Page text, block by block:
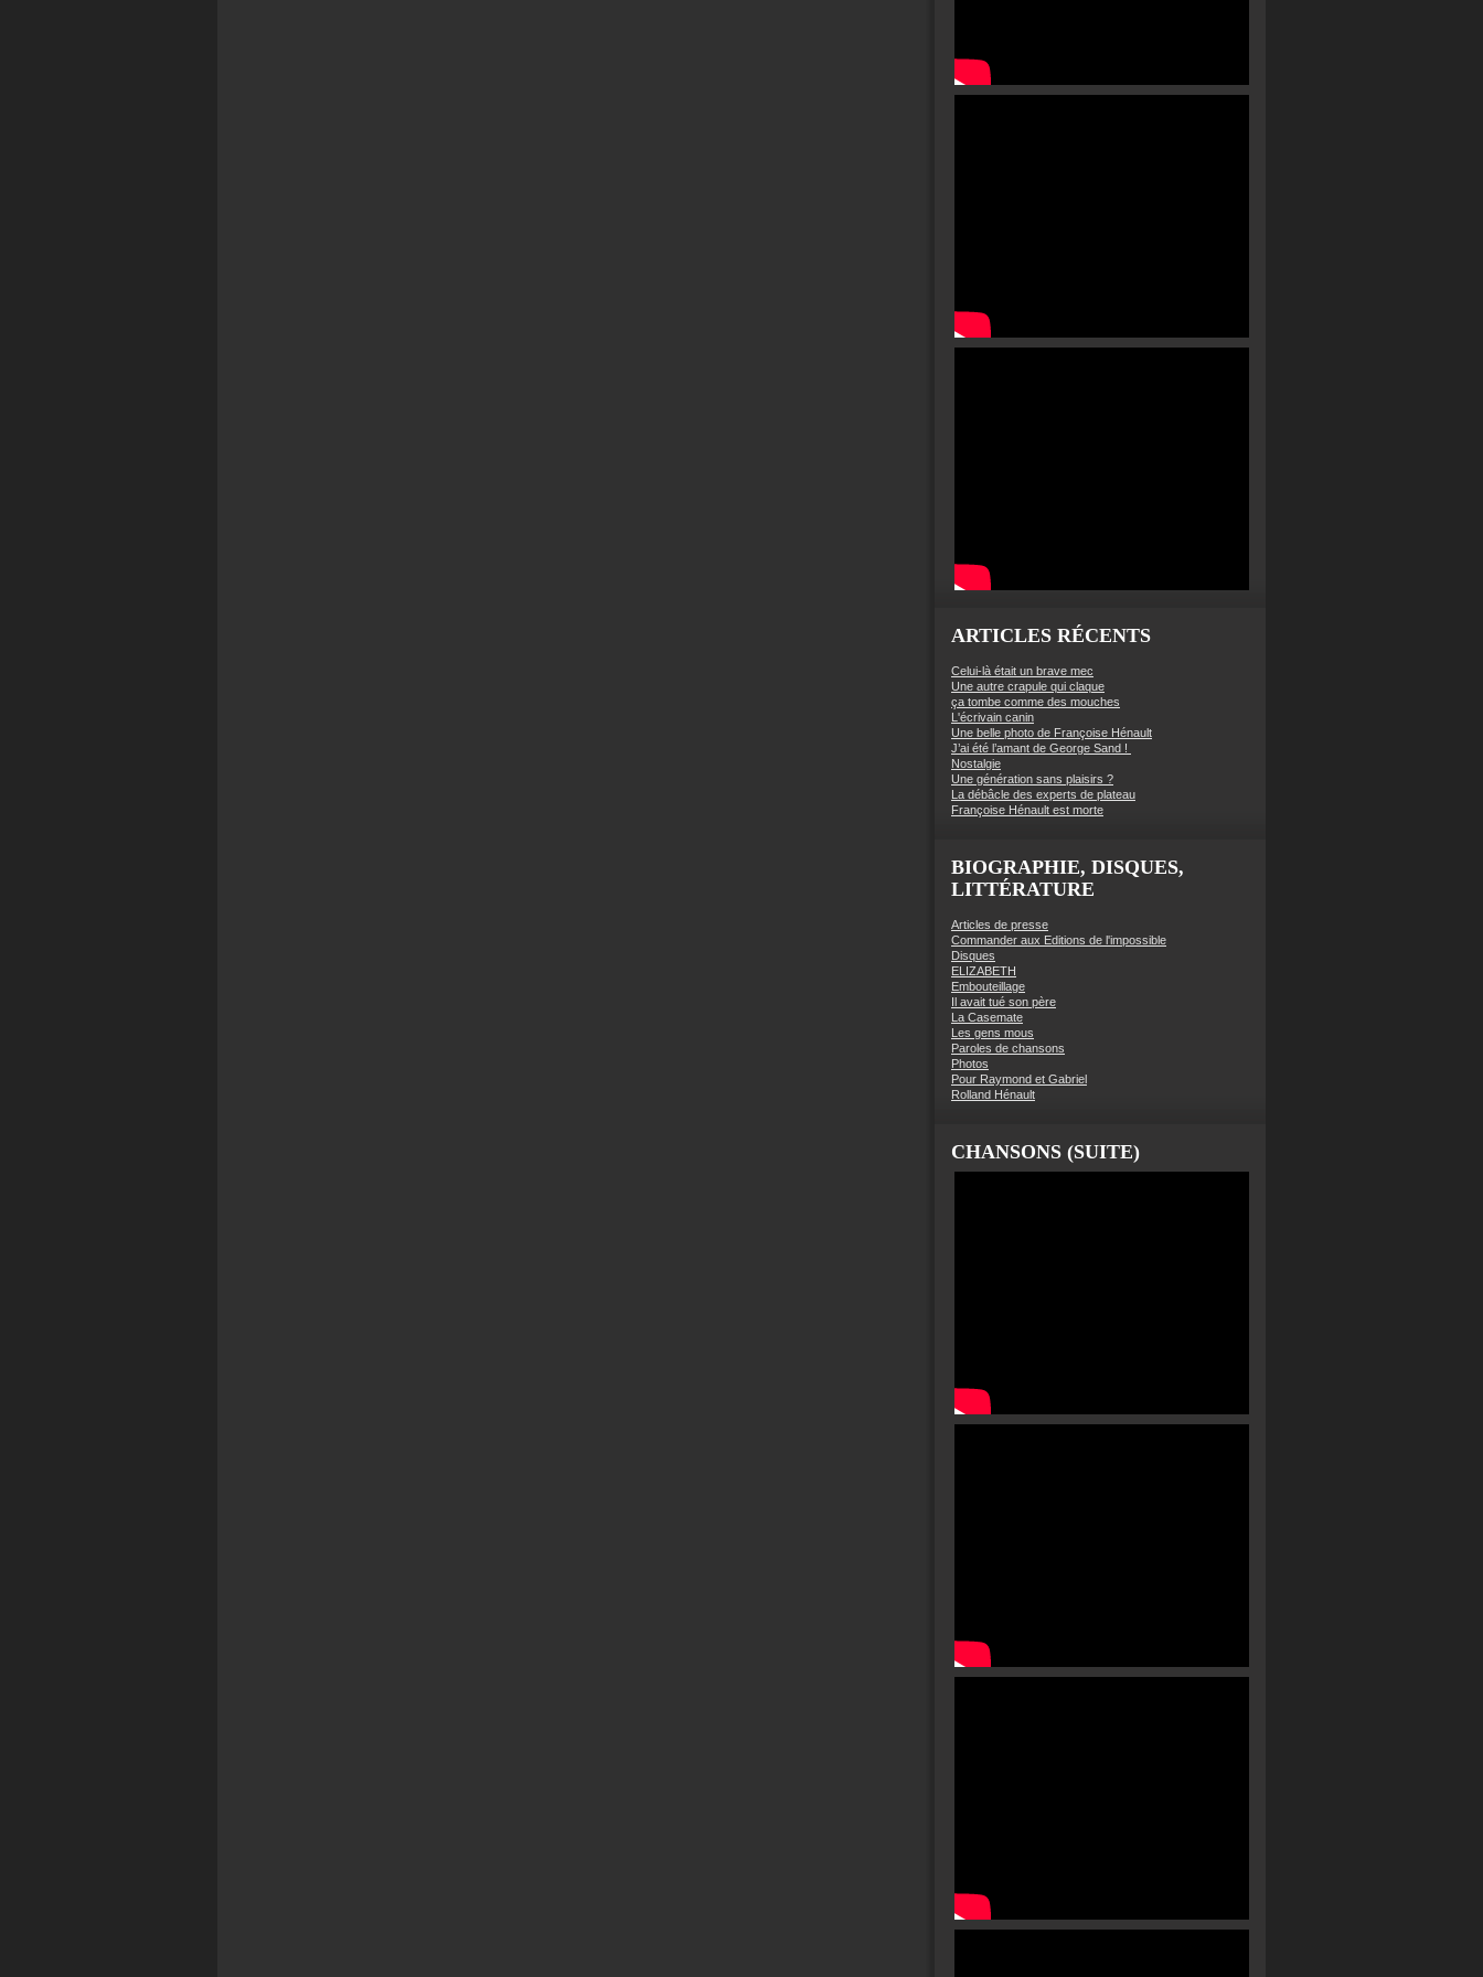
ARTICLES RÉCENTS
Celui-là était un brave mec
Une autre crapule qui claque
ça tombe comme des mouches
L'écrivain canin
Une belle photo de Françoise Hénault
J’ai été l’amant de George Sand !
Nostalgie
Une génération sans plaisirs ?
La débâcle des experts de plateau
Françoise Hénault est morte
BIOGRAPHIE, DISQUES,
LITTÉRATURE
Articles de presse
Commander aux Editions de l'impossible
Disques
ELIZABETH
Embouteillage
Il avait tué son père
La Casemate
Les gens mous
Paroles de chansons
Photos
Pour Raymond et Gabriel
Rolland Hénault
CHANSONS (SUITE)